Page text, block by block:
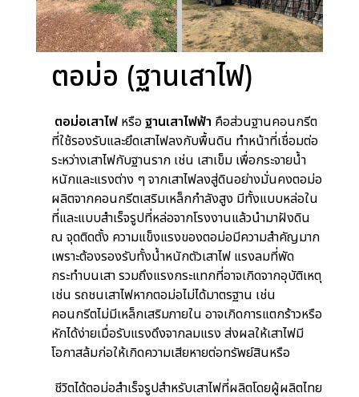
ตอม่อ (ฐานเสาไฟ)
ตอม่อเสาไฟ หรือ ฐานเสาไฟฟ้า คือส่วนฐานคอนกรีต
ที่ใช้รองรับและยึดเสาไฟลงกับพื้นดิน ทำหน้าที่เชื่อมต่อ
ระหว่างเสาไฟกับฐานราก เช่น เสาเข็ม เพื่อกระจายน้ำ
หนักและแรงต่าง ๆ จากเสาไฟลงสู่ดินอย่างมั่นคงตอม่อ
ผลิตจากคอนกรีตเสริมเหล็กกำลังสูง มีทั้งแบบหล่อใน
ที่และแบบสำเร็จรูปที่หล่อจากโรงงานแล้วนำมาฝังดิน
ณ จุดติดตั้ง ความแข็งแรงของตอม่อมีความสำคัญมาก
เพราะต้องรองรับทั้งน้ำหนักตัวเสาไฟ แรงลมที่พัด
กระทำบนเสา รวมถึงแรงกระแทกที่อาจเกิดจากอุบัติเหตุ
เช่น รถชนเสาไฟหากตอม่อไม่ได้มาตรฐาน เช่น
คอนกรีตไม่มีเหล็กเสริมภายใน อาจเกิดการแตกร้าวหรือ
หักได้ง่ายเมื่อรับแรงดึงจากลมแรง ส่งผลให้เสาไฟมี
โอกาสล้มก่อให้เกิดความเสียหายต่อทรัพย์สินหรือ
ชีวิตได้ตอม่อสำเร็จรูปสำหรับเสาไฟที่ผลิตโดยผู้ผลิตไทย